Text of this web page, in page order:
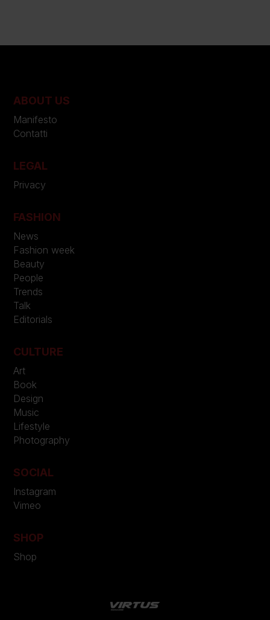
ABOUT US
Manifesto
Contatti
LEGAL
Privacy
FASHION
News
Fashion week
Beauty
People
Trends
Talk
Editorials
CULTURE
Art
Book
Design
Music
Lifestyle
Photography
SOCIAL
Instagram
Vimeo
SHOP
Shop